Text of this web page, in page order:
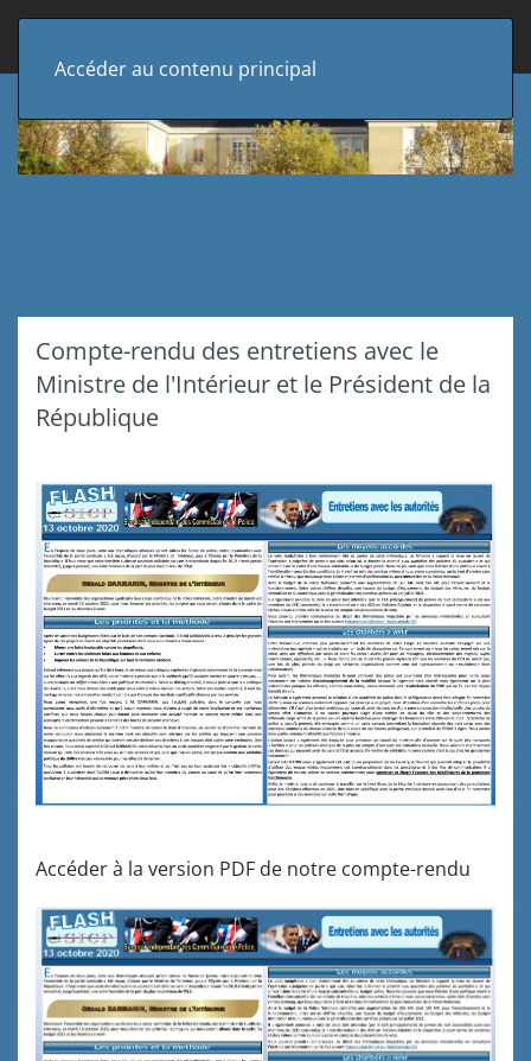
Accéder au contenu principal
Compte-rendu des entretiens avec le
Ministre de l'Intérieur et le Président de la
République
Accéder à la version PDF de notre compte-rendu